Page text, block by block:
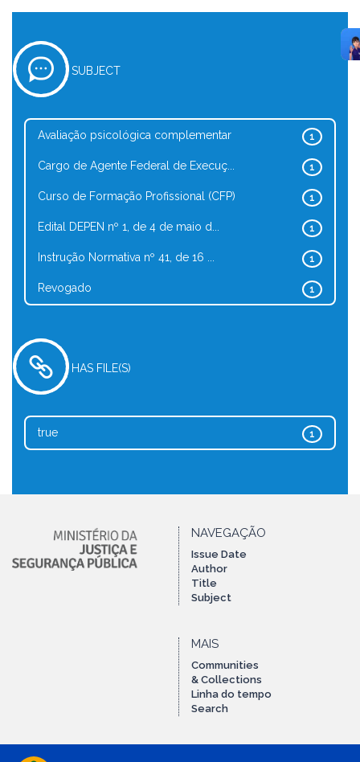
SUBJECT
1
Avaliação psicológica complementar
1
Cargo de Agente Federal de Execuç...
1
Curso de Formação Profissional (CFP)
1
Edital DEPEN nº 1, de 4 de maio d...
1
Instrução Normativa nº 41, de 16 ...
1
Revogado
HAS FILE(S)
1
true
NAVEGAÇÃO
Issue Date
Author
Title
Subject
MAIS
Communities
& Collections
Linha do tempo
Search